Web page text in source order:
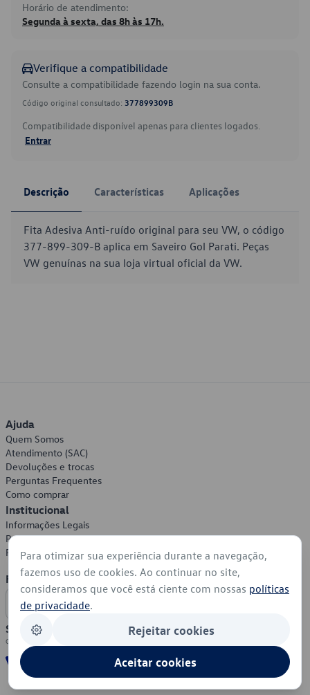
Horário de atendimento:
Segunda à sexta, das 8h às 17h.
Verifique a compatibilidade
Consulte a compatibilidade fazendo login na sua conta.
Código original consultado: 377899309B
Compatibilidade disponível apenas para clientes logados.
Entrar
Descrição Características Aplicações
Fita Adesiva Anti-ruído original para seu VW, o código
377-899-309-B aplica em Saveiro Gol Parati. Peças
VW genuínas na sua loja virtual oficial da VW.
Ajuda
Quem Somos
Atendimento (SAC)
Devoluções e trocas
Perguntas Frequentes
Como comprar
Institucional
Informações Legais
Política de Privacidade
Política de Cookies
Formas de Pagamento
Segurança
Para otimizar sua experiência durante a navegação,
fazemos uso de cookies. Ao continuar no site,
consideramos que você está ciente com nossas políticas
de privacidade.
Rejeitar cookies
Aceitar cookies